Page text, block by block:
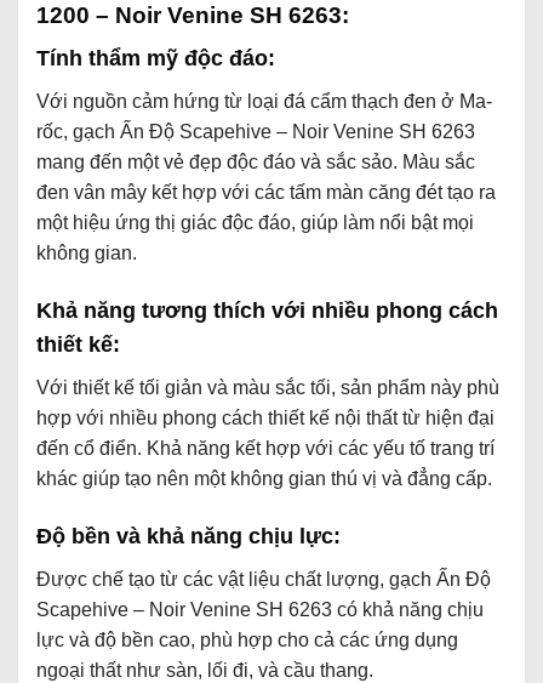
1200 – Noir Venine SH 6263:
Tính thẩm mỹ độc đáo:
Với nguồn cảm hứng từ loại đá cẩm thạch đen ở Ma-
rốc, gạch Ấn Độ Scapehive – Noir Venine SH 6263
mang đến một vẻ đẹp độc đáo và sắc sảo. Màu sắc
đen vân mây kết hợp với các tấm màn căng đét tạo ra
một hiệu ứng thị giác độc đáo, giúp làm nổi bật mọi
không gian.
Khả năng tương thích với nhiều phong cách
thiết kế:
Với thiết kế tối giản và màu sắc tối, sản phẩm này phù
hợp với nhiều phong cách thiết kế nội thất từ hiện đại
đến cổ điển. Khả năng kết hợp với các yếu tố trang trí
khác giúp tạo nên một không gian thú vị và đẳng cấp.
Độ bền và khả năng chịu lực:
Được chế tạo từ các vật liệu chất lượng, gạch Ấn Độ
Scapehive – Noir Venine SH 6263 có khả năng chịu
lực và độ bền cao, phù hợp cho cả các ứng dụng
ngoại thất như sàn, lối đi, và cầu thang.